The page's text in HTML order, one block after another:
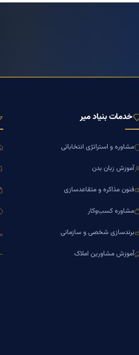
خدمات بنیاد میر
مشاوره و استراتژی انتخاباتی
آموزش زبان بدن
فنون مذاکره و متقاعدسازی
مشاوره کسب‌وکار
برندسازی شخصی و سازمانی
آموزش مشاورین املاک